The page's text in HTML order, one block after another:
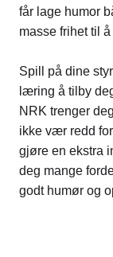
får lage humor
masse frihet til
Spill på dine
læring å tilby
NRK trenger
ikke vær redd
gjøre en ekstra
deg mange
godt humør og